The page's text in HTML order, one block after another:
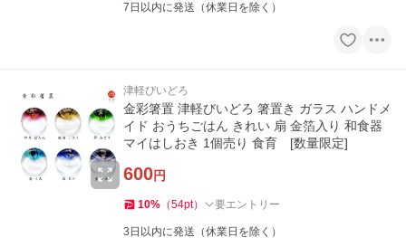
7日以内に発送（休業日を除く）
津軽びいどろ
金彩箸置 津軽びいどろ 箸置き ガラス ハンドメ
イド おうちごはん きれい 扇 金箔入り 和食器
マイはしおき 1個売り 食育 [数量限定]
600円
10% （54pt） 要エントリー
3日以内に発送（休業日を除く）